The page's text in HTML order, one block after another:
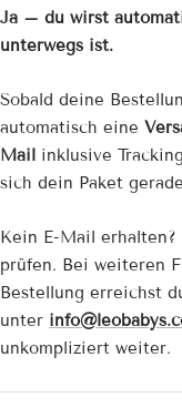
Ja – du wirst
unterwegs ist.
Sobald deine
automatisch eine
Mail
inklusive
sich dein Paket
Kein E-Mail
prüfen. Bei weiteren
Bestellung erreichst
unter
unkompliziert weiter.